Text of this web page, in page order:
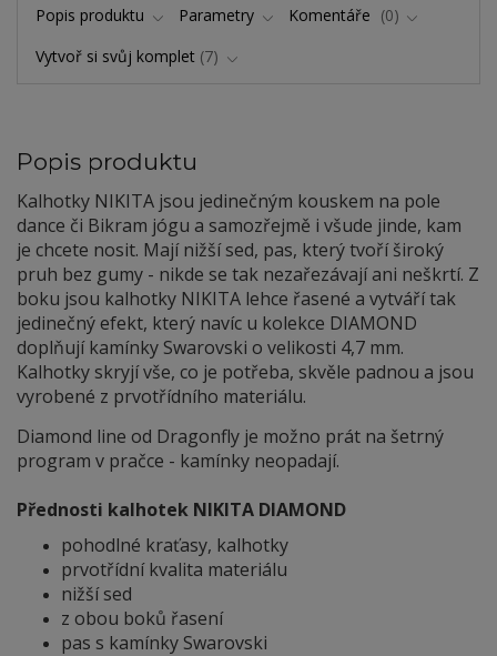
Popis produktu Parametry Komentáře
0
Vytvoř si svůj komplet 7
Popis produktu
Kalhotky NIKITA jsou jedinečným kouskem na pole
dance či Bikram jógu a samozřejmě i všude jinde, kam
je chcete nosit. Mají nižší sed, pas, který tvoří široký
pruh bez gumy - nikde se tak nezařezávají ani neškrtí. Z
boku jsou kalhotky NIKITA lehce řasené a vytváří tak
jedinečný efekt, který navíc u kolekce DIAMOND
doplňují kamínky Swarovski o velikosti 4,7 mm.
Kalhotky skryjí vše, co je potřeba, skvěle padnou a jsou
vyrobené z prvotřídního materiálu.
Diamond line od Dragonfly je možno prát na šetrný
program v pračce - kamínky neopadají.
Přednosti kalhotek NIKITA DIAMOND
pohodlné kraťasy, kalhotky
prvotřídní kvalita materiálu
nižší sed
z obou boků řasení
pas s kamínky Swarovski